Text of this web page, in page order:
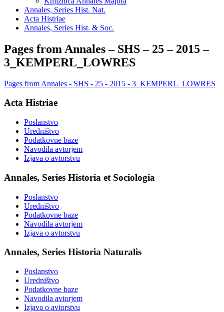
Annales, Series Hist. Nat.
Acta Histriae
Annales, Series Hist. & Soc.
Pages from Annales – SHS – 25 – 2015 –
3_KEMPERL_LOWRES
Pages from Annales - SHS - 25 - 2015 - 3_KEMPERL_LOWRES
Acta Histriae
Poslanstvo
Uredništvo
Podatkovne baze
Navodila avtorjem
Izjava o avtorstvu
Annales, Series Historia et Sociologia
Poslanstvo
Uredništvo
Podatkovne baze
Navodila avtorjem
Izjava o avtorstvu
Annales, Series Historia Naturalis
Poslanstvo
Uredništvo
Podatkovne baze
Navodila avtorjem
Izjava o avtorstvu